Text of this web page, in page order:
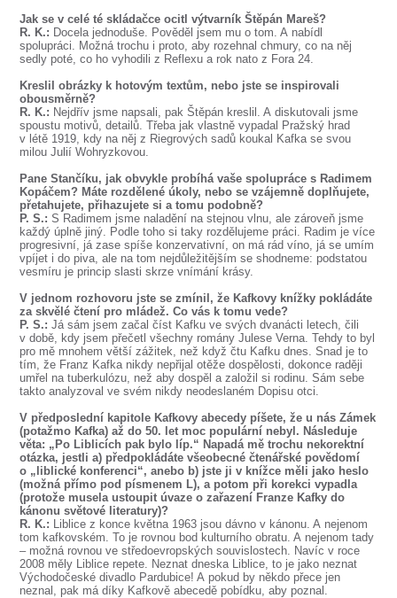
Jak se v celé té skládačce ocitl výtvarník Štěpán Mareš?
R. K.: Docela jednoduše. Pověděl jsem mu o tom. A nabídl
spolupráci. Možná trochu i proto, aby rozehnal chmury, co na něj
sedly poté, co ho vyhodili z Reflexu a rok nato z Fora 24.
Kreslil obrázky k hotovým textům, nebo jste se inspirovali
obousměrně?
R. K.: Nejdřív jsme napsali, pak Štěpán kreslil. A diskutovali jsme
spoustu motivů, detailů. Třeba jak vlastně vypadal Pražský hrad
v létě 1919, kdy na něj z Riegrových sadů koukal Kafka se svou
milou Julií Wohryzkovou.
Pane Stančíku, jak obvykle probíhá vaše spolupráce s Radimem
Kopáčem? Máte rozdělené úkoly, nebo se vzájemně doplňujete,
přetahujete, přihazujete si a tomu podobně?
P. S.:S Radimem jsme naladění na stejnou vlnu, ale zároveň jsme
každý úplně jiný. Podle toho si taky rozdělujeme práci. Radim je více
progresivní, já zase spíše konzervativní, on má rád víno, já se umím
vpíjet i do piva, ale na tom nejdůležitějším se shodneme: podstatou
vesmíru je princip slasti skrze vnímání krásy.
V jednom rozhovoru jste se zmínil, že Kafkovy knížky pokládáte
za skvělé čtení pro mládež. Co vás k tomu vede?
P. S.: Já sám jsem začal číst Kafku ve svých dvanácti letech, čili
v době, kdy jsem přečetl všechny romány Julese Verna. Tehdy to byl
pro mě mnohem větší zážitek, než když čtu Kafku dnes. Snad je to
tím, že Franz Kafka nikdy nepřijal otěže dospělosti, dokonce raději
umřel na tuberkulózu, než aby dospěl a založil si rodinu. Sám sebe
takto analyzoval ve svém nikdy neodeslaném Dopisu otci.
V předposlední kapitole Kafkovy abecedy píšete, že u nás Zámek
(potažmo Kafka) až do 50. let moc populární nebyl. Následuje
věta: „Po Liblicích pak bylo líp.“ Napadá mě trochu nekorektní
otázka, jestli a) předpokládáte všeobecné čtenářské povědomí
o „liblické konferenci“, anebo b) jste ji v knížce měli jako heslo
(možná přímo pod písmenem L), a potom při korekci vypadla
(protože musela ustoupit úvaze o zařazení Franze Kafky do
kánonu světové literatury)?
R. K.: Liblice z konce května 1963 jsou dávno v kánonu. A nejenom
tom kafkovském. To je rovnou bod kulturního obratu. A nejenom tady
– možná rovnou ve středoevropských souvislostech. Navíc v roce
2008 měly Liblice repete. Neznat dneska Liblice, to je jako neznat
Východočeské divadlo Pardubice! A pokud by někdo přece jen
neznal, pak má díky Kafkově abecedě pobídku, aby poznal.